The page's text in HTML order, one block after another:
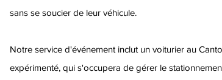
sans se soucier de leur véhicule.
Notre service d'événement inclut un voiturier au
expérimenté, qui s'occupera de gérer le